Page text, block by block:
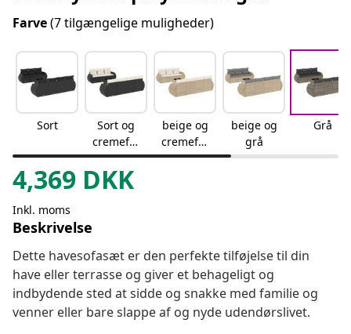
Farve(7 tilgængelige muligheder)
Sort
Sort og
cremefar
vet
beige og
cremefar
vet
beige og
grå
Grå
4,369 DKK
Inkl. moms
Beskrivelse
Dette havesofasæt er den perfekte tilføjelse til din
have eller terrasse og giver et behageligt og
indbydende sted at sidde og snakke med familie og
venner eller bare slappe af og nyde udendørslivet.